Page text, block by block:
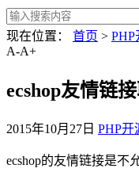
现在位置： 首页 >
A-A+
ecshop友情链
2015年10月27日 PHP开
ecshop的友情链接是不